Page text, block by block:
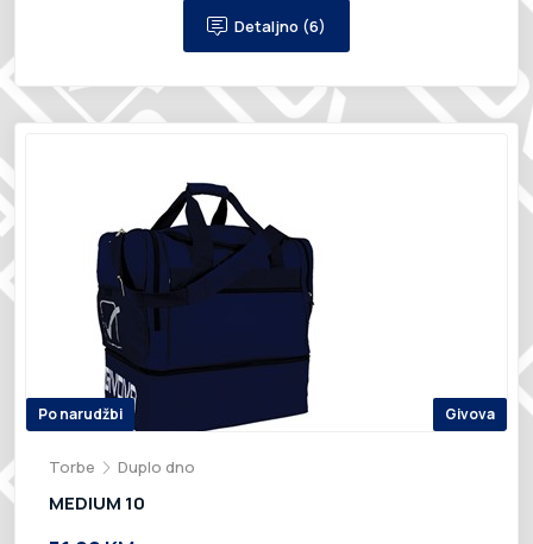
Detaljno (6)
Po narudžbi Givova
Torbe Duplo dno
MEDIUM 10